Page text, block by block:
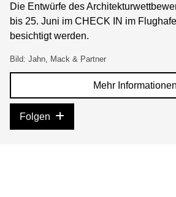
Die Entwürfe des
bis 25. Juni im CHECK IN im
besichtigt werden.
Bild: Jahn, Mack & Partner
Mehr Informationen
Folgen